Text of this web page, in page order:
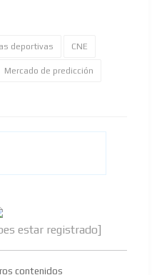
deportivas CNE
Mercado de predicción
estar registrado]
contenidos